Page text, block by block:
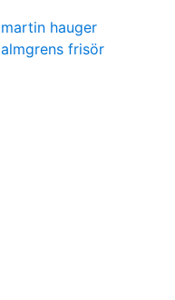
martin hauger
almgrens frisör